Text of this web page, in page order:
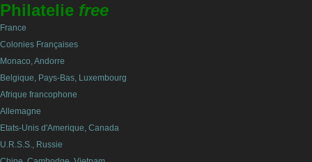
Philatelie free
France
Colonies Françaises
Monaco, Andorre
Belgique, Pays-Bas, Luxembourg
Afrique francophone
Allemagne
Etats-Unis d'Amerique, Canada
U.R.S.S., Russie